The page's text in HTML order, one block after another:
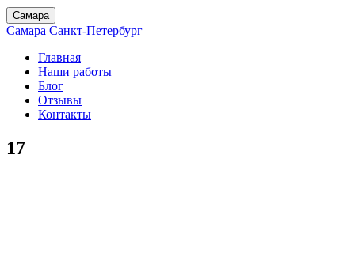
Самара
Самара Санкт-Петербург
Главная
Наши работы
Блог
Отзывы
Контакты
17